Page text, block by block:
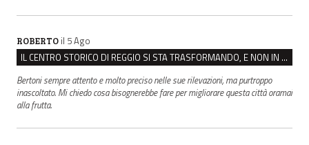
ROBERTO il 5 Ago
IL CENTRO STORICO DI REGGIO SI STA TRASFORMANDO, E NON IN MEGLIO
Bertoni sempre attento e molto preciso nelle sue rilevazioni, ma purtroppo
inascoltato. Mi chiedo cosa bisognerebbe fare per migliorare questa città oramai
alla frutta.